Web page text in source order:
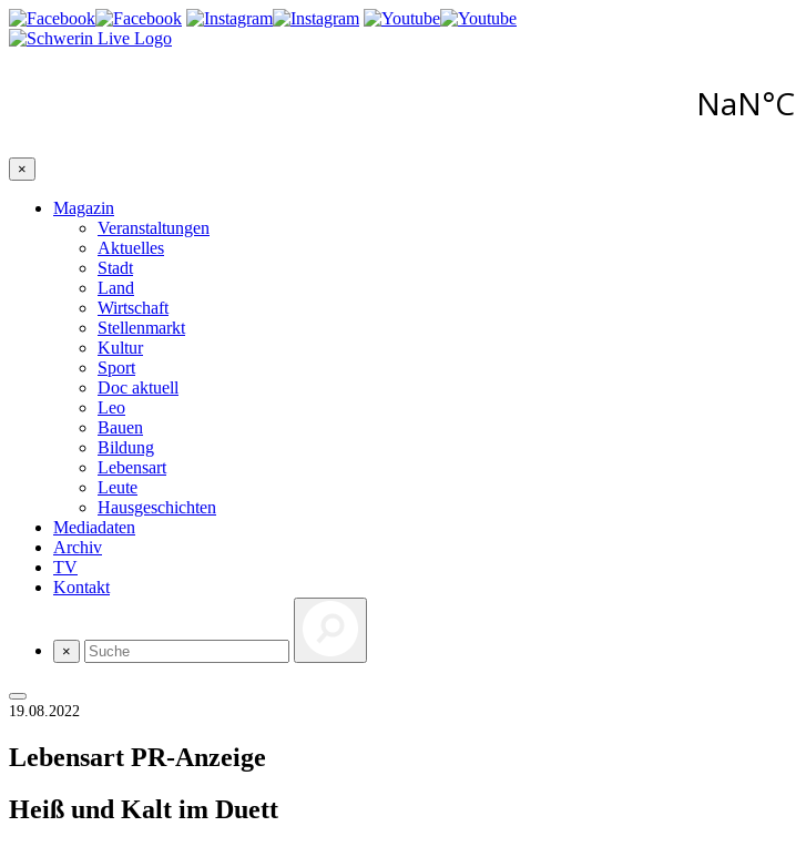
×
Magazin
Veranstaltungen
Aktuelles
Stadt
Land
Wirtschaft
Stellenmarkt
Kultur
Sport
Doc aktuell
Leo
Bauen
Bildung
Lebensart
Leute
Hausgeschichten
Mediadaten
Archiv
TV
Kontakt
×
19.08.2022
Lebensart PR-Anzeige
Heiß und Kalt im Duett